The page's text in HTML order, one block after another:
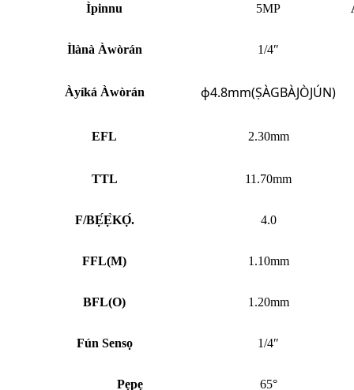
Ìpinnu 5MP
Ìlànà Àwòrán 1/4″
Àyíká Àwòrán ф4.8mm(ṢÀGBÀJÒJÚN)
EFL 2.30mm
TTL 11.70mm
F/BẸ́Ẹ̀KỌ́. 4.0
FFL(M) 1.10mm
BFL(O) 1.20mm
Fún Sensọ 1/4″
Pẹpẹ 65°